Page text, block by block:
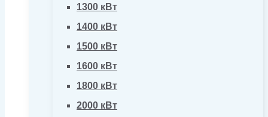
1300 кВт
1400 кВт
1500 кВт
1600 кВт
1800 кВт
2000 кВт